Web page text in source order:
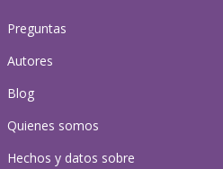
Preguntas
Autores
Blog
Quienes somos
Hechos y datos sobre